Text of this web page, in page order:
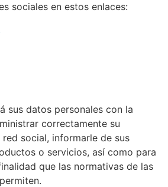
sociales en estos enlaces:
sus datos personales con la
correctamente su
red social, informarle de sus
o servicios, así como para
que las normativas de las